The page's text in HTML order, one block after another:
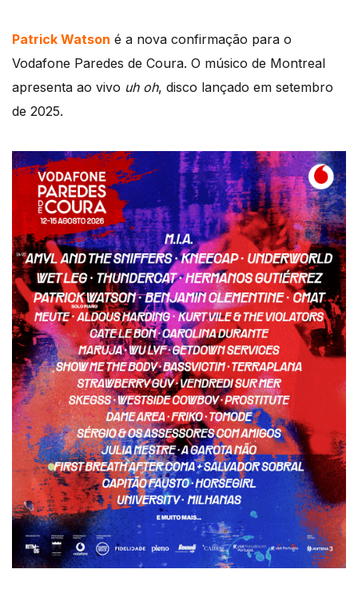
Patrick Watson é a nova confirmação para o
Vodafone Paredes de Coura. O músico de Montreal
apresenta ao vivo uh oh, disco lançado em setembro
de 2025.